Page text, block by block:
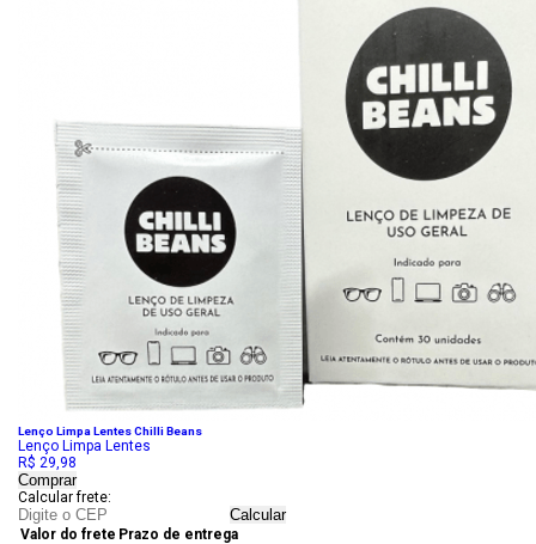
Lenço Limpa Lentes Chilli Beans
Lenço Limpa Lentes
R$ 29,98
Comprar
Calcular frete:
Calcular
Valor do frete Prazo de entrega